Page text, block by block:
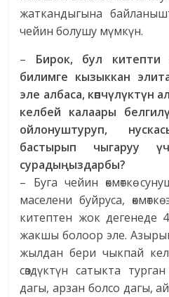
жаткандыгына
чейин болушу мүмкүн.
– Бирок, бул китепти
билимге кызыккан элита
эле албаса, көпчүлүктүн
келбей калаары
ойлонуштуруп,
бастырып чыгаруу
сурадыңыздарбы?
– Буга чейин өкмөткө
маселени буйруса,
китептен жок дегенеде
жакшы болоор эле.
жылдан бери чыкпай
сөздүктүн сатыкта
дагы, арзан болсо дагы,